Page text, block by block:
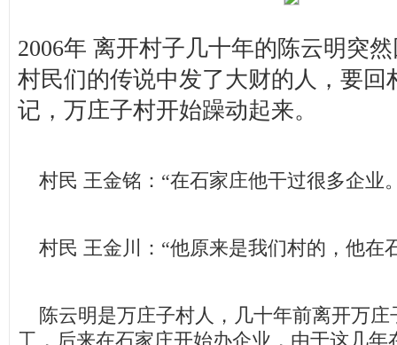
2006年 离开村子几十年的陈云明突
村民们的传说中发了大财的人，要回
记，万庄子村开始躁动起来。
村民 王金铭：“在石家庄他干过很多企业
村民 王金川：“他原来是我们村的，他在
陈云明是万庄子村人，几十年前离开万庄
工，后来在石家庄开始办企业，由于这几年